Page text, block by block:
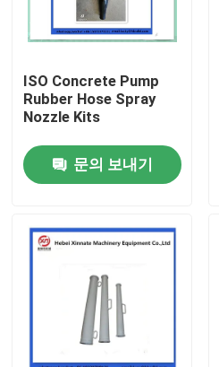
제품 소개
ISO Concrete Pump
Rubber Hose Spray
Nozzle Kits
문의 보내기